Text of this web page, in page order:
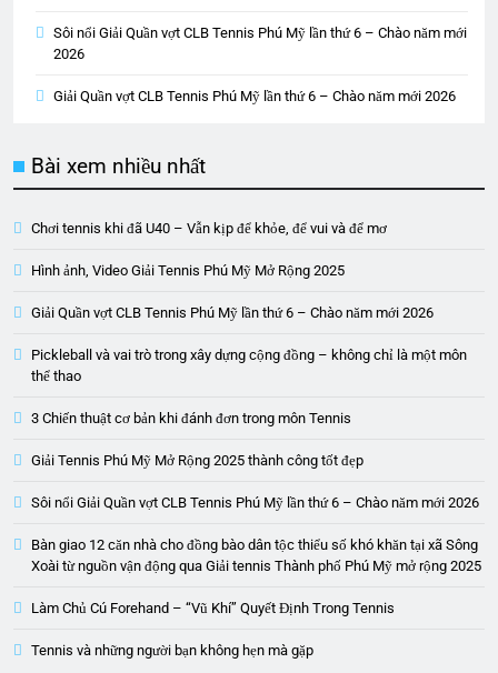
Sôi nổi Giải Quần vợt CLB Tennis Phú Mỹ lần thứ 6 – Chào năm mới
2026
Giải Quần vợt CLB Tennis Phú Mỹ lần thứ 6 – Chào năm mới 2026
Bài xem nhiều nhất
Chơi tennis khi đã U40 – Vẫn kịp để khỏe, để vui và để mơ
Hình ảnh, Video Giải Tennis Phú Mỹ Mở Rộng 2025
Giải Quần vợt CLB Tennis Phú Mỹ lần thứ 6 – Chào năm mới 2026
Pickleball và vai trò trong xây dựng cộng đồng – không chỉ là một môn
thể thao
3 Chiến thuật cơ bản khi đánh đơn trong môn Tennis
Giải Tennis Phú Mỹ Mở Rộng 2025 thành công tốt đẹp
Sôi nổi Giải Quần vợt CLB Tennis Phú Mỹ lần thứ 6 – Chào năm mới 2026
Bàn giao 12 căn nhà cho đồng bào dân tộc thiểu số khó khăn tại xã Sông
Xoài từ nguồn vận động qua Giải tennis Thành phố Phú Mỹ mở rộng 2025
Làm Chủ Cú Forehand – “Vũ Khí” Quyết Định Trong Tennis
Tennis và những người bạn không hẹn mà gặp